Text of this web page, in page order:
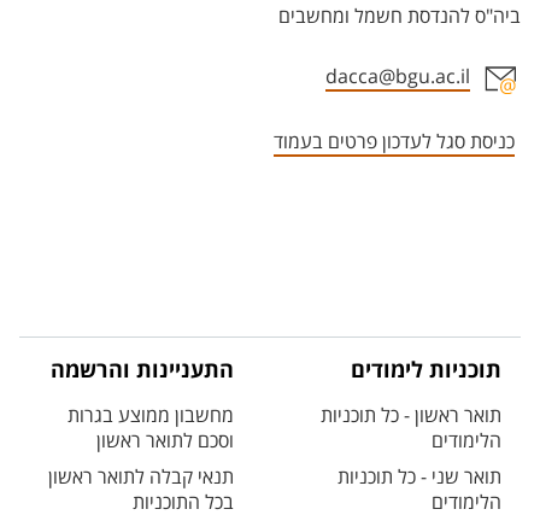
ביה"ס להנדסת חשמל ומחשבים
dacca@bgu.ac.il
כניסת סגל לעדכון פרטים בעמוד
תוכניות לימודים
תואר ראשון - כל תוכניות
הלימודים
תואר שני - כל תוכניות
הלימודים
התעניינות והרשמה
מחשבון ממוצע בגרות
וסכם לתואר ראשון
תנאי קבלה לתואר ראשון
בכל התוכניות